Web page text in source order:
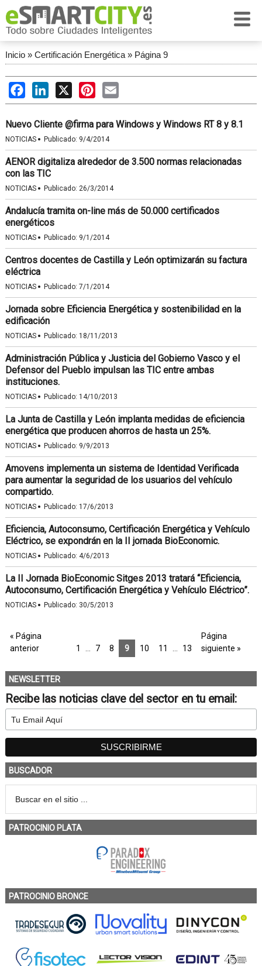
Inicio» Certificación Energética» Página 9
FacebookLinkedIn
X PinterestEmail
Nuevo Cliente @firma para Windows y Windows RT 8 y 8.1
NOTICIAS · Publicado: 9/4/2014
AENOR digitaliza alrededor de 3.500 normas relacionadas
con las TIC
NOTICIAS · Publicado: 26/3/2014
Andalucía tramita on-line más de 50.000 certificados
energéticos
NOTICIAS · Publicado: 9/1/2014
Centros docentes de Castilla y León optimizarán su factura
eléctrica
NOTICIAS · Publicado: 7/1/2014
Jornada sobre Eficiencia Energética y sostenibilidad en la
edificación
NOTICIAS · Publicado: 18/11/2013
Administración Pública y Justicia del Gobierno Vasco y el
Defensor del Pueblo impulsan las TIC entre ambas
instituciones.
NOTICIAS · Publicado: 14/10/2013
La Junta de Castilla y León implanta medidas de eficiencia
energética que producen ahorros de hasta un 25%.
NOTICIAS · Publicado: 9/9/2013
Amovens implementa un sistema de Identidad Verificada
para aumentar la seguridad de los usuarios del vehículo
compartido.
NOTICIAS · Publicado: 17/6/2013
Eficiencia, Autoconsumo, Certificación Energética y Vehículo
Eléctrico, se expondrán en la II jornada BioEconomic.
NOTICIAS · Publicado: 4/6/2013
La II Jornada BioEconomic Sitges 2013 tratará “Eficiencia,
Autoconsumo, Certificación Energética y Vehículo Eléctrico”.
NOTICIAS · Publicado: 30/5/2013
« Página
anterior
1 7 8 9 10 11 13
Página
siguiente »
NEWSLETTER
Recibe las noticias clave del sector en tu email:
BUSCADOR
PATROCINIO PLATA
PATROCINIO BRONCE